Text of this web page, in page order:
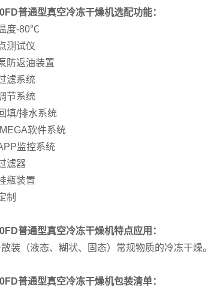
普通型真空冷冻干燥机选配功能：
度-80℃
测试仪
防返油装置
滤系统
节系统
填/排水系统
MEGA软件系统
监控系统
滤器
瓶装置
制
普通型真空冷冻干燥机特点应用：
装（液态、糊状、固态）常规物质的冷冻干燥。
普通型真空冷冻干燥机包装清单：